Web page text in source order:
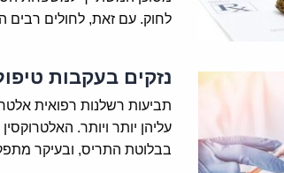
לחוק. עם זאת, לחולים רבים
נזקים בעקבות
תביעות רשלנות רפואית
עליהן יותר ויותר.
בבלוטת התריס, ובעיקר